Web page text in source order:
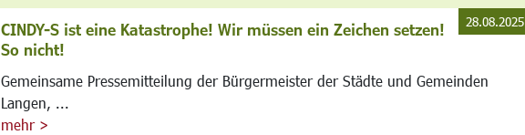
CINDY-S ist eine Katastrophe! Wir müssen ein Zeichen setzen!
So nicht!
Gemeinsame Pressemitteilung der Bürgermeister der Städte und Gemeinden
Langen, ...
mehr >
28.08.2025